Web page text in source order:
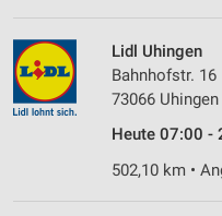
Lidl Uhingen
Bahnhofstr. 16
73066 Uhingen
Heute 07:00 -
502,10 km •
Quellen
Entwicklung und
Verwendung reduzierter